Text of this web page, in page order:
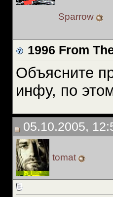
Sparrow
1996 From
Объясните
инфу, по
05.10.2005,
tomat